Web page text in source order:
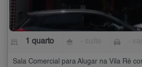
1 quarto
Sala Comercial para Alugar na Vila Ré